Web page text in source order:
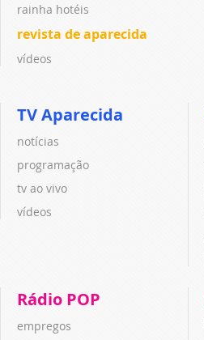
rainha hotéis
revista de aparecida
vídeos
TV Aparecida
notícias
programação
tv ao vivo
vídeos
Rádio POP
empregos